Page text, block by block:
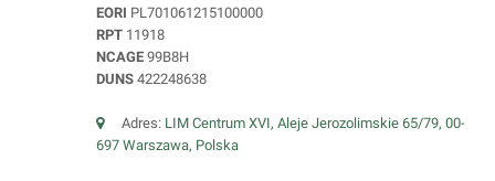
EORI PL701061215100000
RPT 11918
NCAGE 99B8H
DUNS 422248638
Adres: LIM Centrum XVI, Aleje Jerozolimskie 65/79, 00-
697 Warszawa, Polska